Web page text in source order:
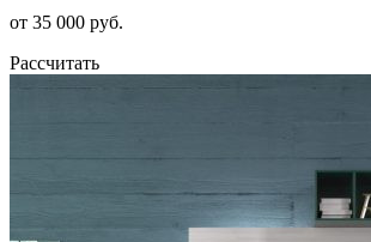
от 35 000 руб.
Рассчитать